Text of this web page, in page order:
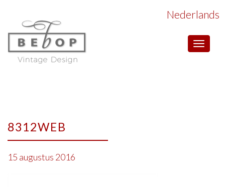
Toggle
Nederlands
8312WEB
15 augustus 2016